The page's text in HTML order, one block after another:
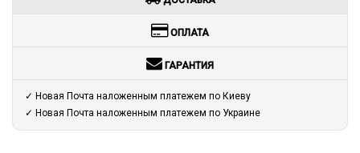
ОПЛАТА
ГАРАНТИЯ
✓ Новая Почта наложенным платежем по Киеву
✓ Новая Почта наложенным платежем по Украине